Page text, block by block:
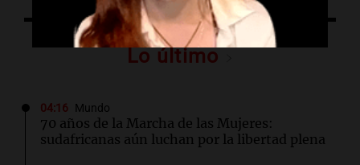
Lo último
04:16 Mundo
70 años de la Marcha de las Mujeres:
sudafricanas aún luchan por la libertad plena